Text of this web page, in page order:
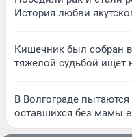
История любви
Кишечник был собран
тяжелой судьбой
В Волгограде
оставшихся без мамы